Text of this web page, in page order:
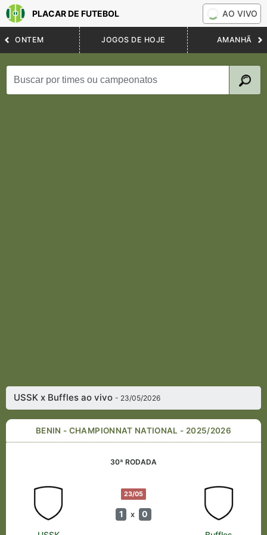
PLACAR DE FUTEBOL AO VIVO
ONTEM JOGOS DE HOJE AMANHÃ
USSK x Buffles ao vivo- 23/05/2026
BENIN - CHAMPIONNAT NATIONAL - 2025/2026
30ª RODADA
23/05
1 x 0